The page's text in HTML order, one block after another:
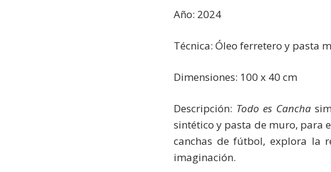
Año: 2024
Técnica: Óleo ferretero y pasta
Dimensiones: 100 x 40 cm
Descripción: Todo es Cancha
sintético y pasta de muro, para
canchas de fútbol, explora la
imaginación.